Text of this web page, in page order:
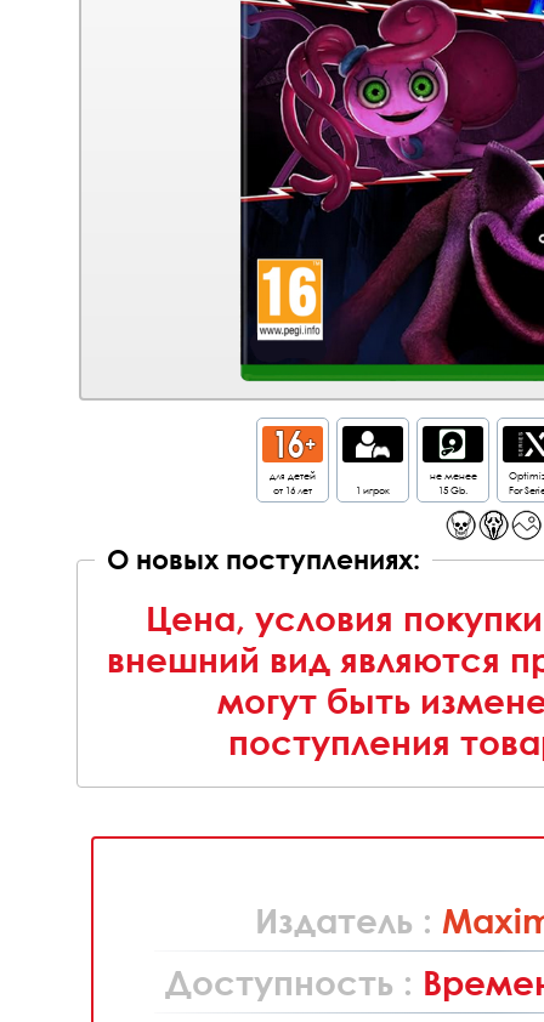
для детей
от 16 лет
1 игрок
не менее
15 Gb.
For
О новых поступлениях:
Цена, условия
внешний вид являются
могут быть
поступления
Издатель :
Доступность :